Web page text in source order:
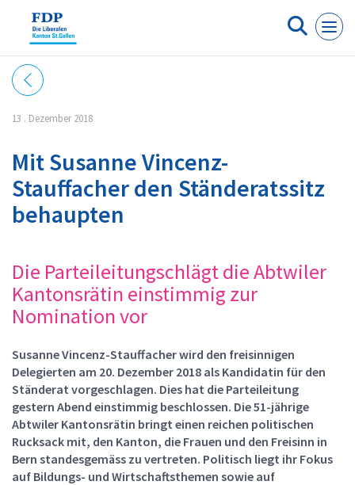
13 . Dezember 2018
Mit Susanne Vincenz-
Stauffacher den Ständeratssitz
behaupten
Die Parteileitungschlägt die Abtwiler
Kantonsrätin einstimmig zur
Nomination vor
Susanne Vincenz-Stauffacher wird den freisinnigen
Delegierten am 20. Dezember 2018 als Kandidatin für den
Ständerat vorgeschlagen. Dies hat die Parteileitung
gestern Abend einstimmig beschlossen. Die 51-jährige
Abtwiler Kantonsrätin bringt einen reichen politischen
Rucksack mit, den Kanton, die Frauen und den Freisinn in
Bern standesgemäss zu vertreten. Politisch liegt ihr Fokus
auf Bildungs- und Wirtschaftsthemen sowie auf
Cookie-Einstellungen